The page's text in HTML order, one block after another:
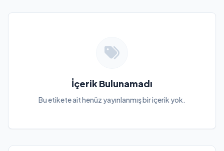
İçerik Bulunamadı
Bu etikete ait henüz yayınlanmış bir içerik yok.